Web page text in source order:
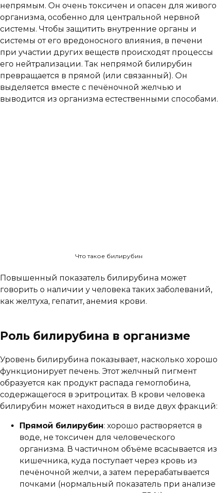
непрямым. Он очень токсичен и опасен для живого
организма, особенно для центральной нервной
системы. Чтобы защитить внутренние органы и
системы от его вредоносного влияния, в печени
при участии других веществ происходят процессы
его нейтрализации. Так непрямой билирубин
превращается в прямой (или связанный). Он
выделяется вместе с печёночной желчью и
выводится из организма естественными способами.
Что такое билирубин
Повышенный показатель билирубина может
говорить о наличии у человека таких заболеваний,
как желтуха, гепатит, анемия крови.
Роль билирубина в организме
Уровень билирубина показывает, насколько хорошо
функционирует печень. Этот желчный пигмент
образуется как продукт распада гемоглобина,
содержащегося в эритроцитах. В крови человека
билирубин может находиться в виде двух фракций:
Прямой билирубин: хорошо растворяется в
воде, не токсичен для человеческого
организма. В частичном объёме всасывается из
кишечника, куда поступает через кровь из
печёночной желчи, а затем перерабатывается
почками (нормальный показатель при анализе